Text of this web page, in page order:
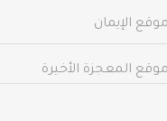
موقع الإيمان
موقع المعجزة الأخيرة